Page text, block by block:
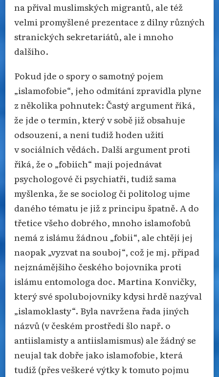
na příval muslimských migrantů, ale též
velmi promyšlené prezentace z dílny různých
stranických sekretariátů, ale i mnoho
dalšího.
Pokud jde o spory o samotný pojem
„islamofobie“, jeho odmítání zpravidla plyne
z několika pohnutek: Častý argument říká,
že jde o termín, který v sobě již obsahuje
odsouzení, a není tudíž hoden užití
v sociálních vědách. Další argument proti
říká, že o „fobiích“ mají pojednávat
psychologové či psychiatři, tudíž sama
myšlenka, že se sociolog či politolog ujme
daného tématu je již z principu špatně. A do
třetice všeho dobrého, mnoho islamofobů
nemá z islámu žádnou „fobii“, ale chtějí jej
naopak „vyzvat na souboj“, což je mj. případ
nejznámějšího českého bojovníka proti
islámu entomologa doc. Martina Konvičky,
který své spolubojovníky kdysi hrdě nazýval
„islamoklasty“. Byla navržena řada jiných
názvů (v českém prostředí šlo např. o
antiislamisty a antiislamismus) ale žádný se
neujal tak dobře jako islamofobie, která
tudíž (přes veškeré výtky k tomuto pojmu